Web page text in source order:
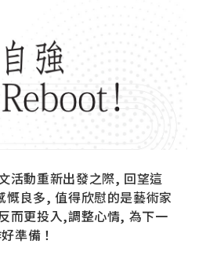
活動重新出發之際, 回望這
良多, 值得欣慰的是藝術家
而更投入,調整心情, 為下一
準備！